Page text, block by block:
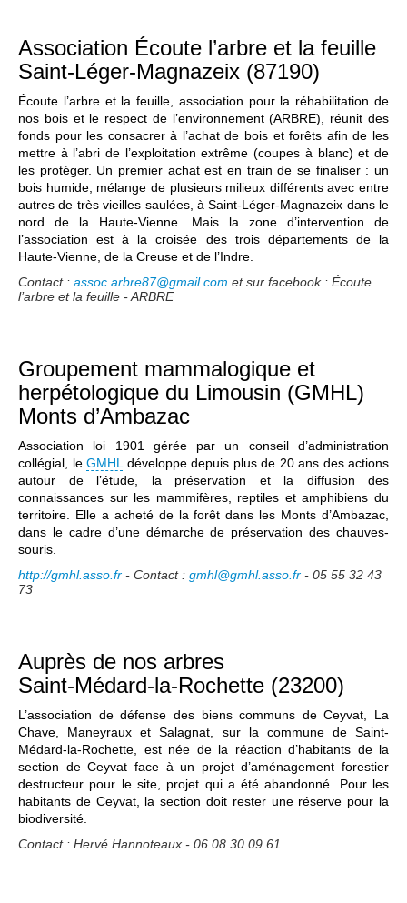
Association Écoute l’arbre et la feuille
Saint-Léger-Magnazeix (87190)
Écoute l’arbre et la feuille, association pour la réhabilitation de
nos bois et le respect de l’environnement (ARBRE), réunit des
fonds pour les consacrer à l’achat de bois et forêts afin de les
mettre à l’abri de l’exploitation extrême (coupes à blanc) et de
les protéger. Un premier achat est en train de se finaliser : un
bois humide, mélange de plusieurs milieux différents avec entre
autres de très vieilles saulées, à Saint-Léger-Magnazeix dans le
nord de la Haute-Vienne. Mais la zone d’intervention de
l’association est à la croisée des trois départements de la
Haute-Vienne, de la Creuse et de l’Indre.
Contact : assoc.arbre87@gmail.com et sur facebook : Écoute
l’arbre et la feuille - ARBRE
Groupement mammalogique et
herpétologique du Limousin (GMHL)
Monts d’Ambazac
Association loi 1901 gérée par un conseil d’administration
collégial, le GMHL développe depuis plus de 20 ans des actions
autour de l’étude, la préservation et la diffusion des
connaissances sur les mammifères, reptiles et amphibiens du
territoire. Elle a acheté de la forêt dans les Monts d’Ambazac,
dans le cadre d’une démarche de préservation des chauves-
souris.
http://gmhl.asso.fr - Contact : gmhl@gmhl.asso.fr - 05 55 32 43
73
Auprès de nos arbres
Saint-Médard-la-Rochette (23200)
L’association de défense des biens communs de Ceyvat, La
Chave, Maneyraux et Salagnat, sur la commune de Saint-
Médard-la-Rochette, est née de la réaction d’habitants de la
section de Ceyvat face à un projet d’aménagement forestier
destructeur pour le site, projet qui a été abandonné. Pour les
habitants de Ceyvat, la section doit rester une réserve pour la
biodiversité.
Contact : Hervé Hannoteaux - 06 08 30 09 61